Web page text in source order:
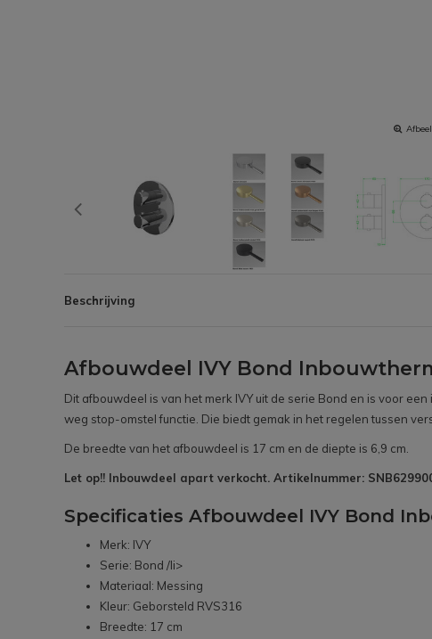
Beschrijving
Afbouwdeel IVY Bond
Dit afbouwdeel is van het merk IVY uit de serie Bond en is voor
weg stop-omstel functie. Die biedt gemak in het regelen tussen
De breedte van het afbouwdeel is 17 cm en de diepte is 6,9 cm.
Let op!! Inbouwdeel apart verkocht. Artikelnummer:
Specificaties Afbouwdeel IVY Bond
Merk: IVY
Serie: Bond /li>
Materiaal: Messing
Kleur: Geborsteld RVS316
Breedte: 17 cm